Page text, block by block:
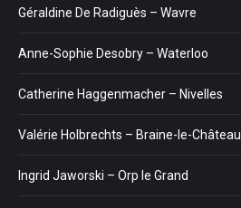
Géraldine De Radiguès – Wavre
Anne-Sophie Desobry – Waterloo
Catherine Haggenmacher – Nivelles
Valérie Holbrechts – Braine-le-Château
Ingrid Jaworski – Orp le Grand